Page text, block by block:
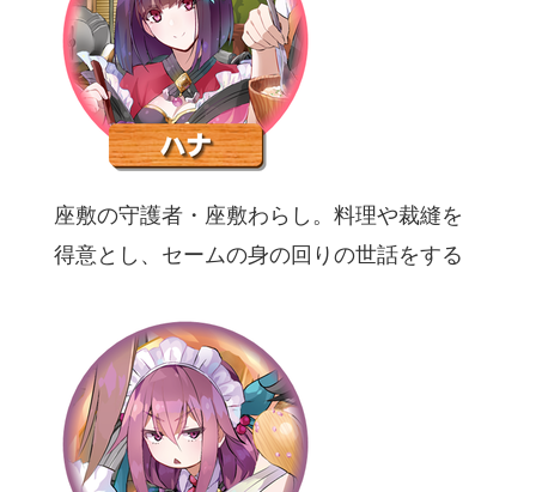
座敷の守護者・座敷わらし。料理や裁縫を
得意とし、セームの身の回りの世話をする